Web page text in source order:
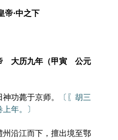
帝·中之下
大历九年（甲寅 公元
功薨于京师。
〔〖胡三
年。〕
沿江而下，擅出境至鄂